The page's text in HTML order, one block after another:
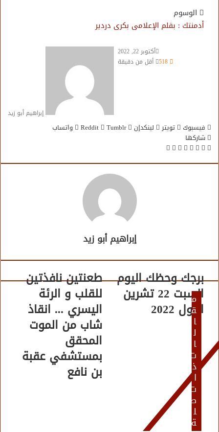
الوسوم
أدمنتك : بقلم الإعلامى بكرى دردير
إبراهيم أبو زيد
أكتوبر 22, 2022
أقل من دقيقة
فيسبوك تويتر لينكدإن
واتساب
شاركها
فيسبوك
تويترلينكدإن مشاركة
إبراهيم أبو زيد
طعنتين نافذتين
للقلب و الرئة
اليسري ... انقاذ
شاب من الموت
المحقق
بمستشفي عقبة
بن نافع
برجك وحظك اليوم
السبت 22 تشرين
الاول 2022
م
ق
ا
ل
ا
ت
ذ
ا
ت
ص
ل
ة